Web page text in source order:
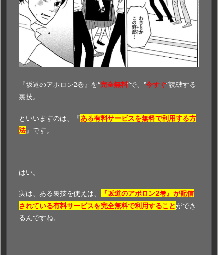
『坂道のアポロン2巻』を“完全無料”で、“今すぐ”読破する
裏技。
といいますのは、『ある有料サービスを無料で利用する方
法』です。
はい。
実は、ある裏技を使えば、
『坂道のアポロン2巻』が配信
されている有料サービスを完全無料で利用することができ
るんですね。